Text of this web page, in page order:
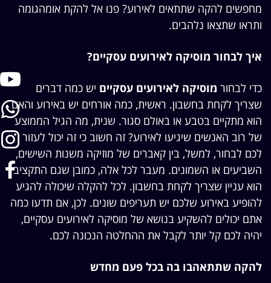
מחפשים להקה שתתאים לאירוע? פנו אל להקת אומהגומה
ותראו שתצאו נלהבים.
איך לבחור מוסיקה לאירועים עסקיים?
כדי לבחור מוסיקה לאירועים עסקיים יש כמה דברים
שצריך לקחת בחשבון. ראשית, כמה אורחים יש באירוע והאם
הוא מתקיים בטבע או באולם סגור. שנית, מה הגיל הממוצע
של רוב האנשים שיגיעו לאירוע? זה חשוב כי זה יכול לעזור
לכם לבחור, למשל, בין קאברים של מוזיקה משנות השישים,
השביעים או השמונים. מעבר לכל אלה, כמובן שגם התקציב
הוא עניין שצריך לקחת בחשבון. לכל להקלה שיכולה להגיע
להופיע באירוע שלכם יש תעריפים שונים. לכן, אם תדעו כמה
אתם יכולים להשקיע בנושא של מוסיקה לאירועים עסקיים,
יהיה לכם קל יותר לקבל את ההחלטה הנכונה לכם.
להקה שתתאהבו בה בכל פעם מחדש